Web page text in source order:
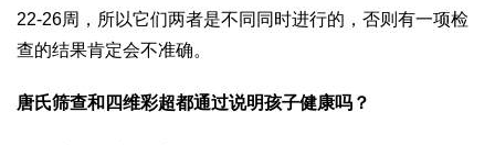
22-26周，所以它们两者是不同同时进行的，否则有一项检
查的结果肯定会不准确。
唐氏筛查和四维彩超都通过说明孩子健康吗？